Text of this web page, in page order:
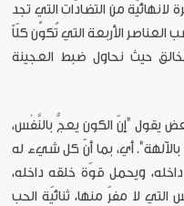
لانهائيّة من التضادّات التي تجد
العناصر الأربعة التي تُكوِّن كلّاً
حيث نحاول ضبط العجينة
يقول "إنّ الكون يعجُّ بالنَّفْس،
أي، بما أنّ كل شيء له
ويحمل قوّة خلقه داخله،
لا مفرّ منها، ثنائيّة الحب